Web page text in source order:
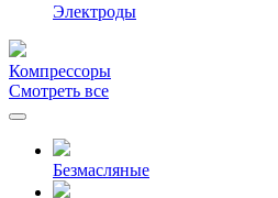
Электроды
Компрессоры
Смотреть все
Безмасляные